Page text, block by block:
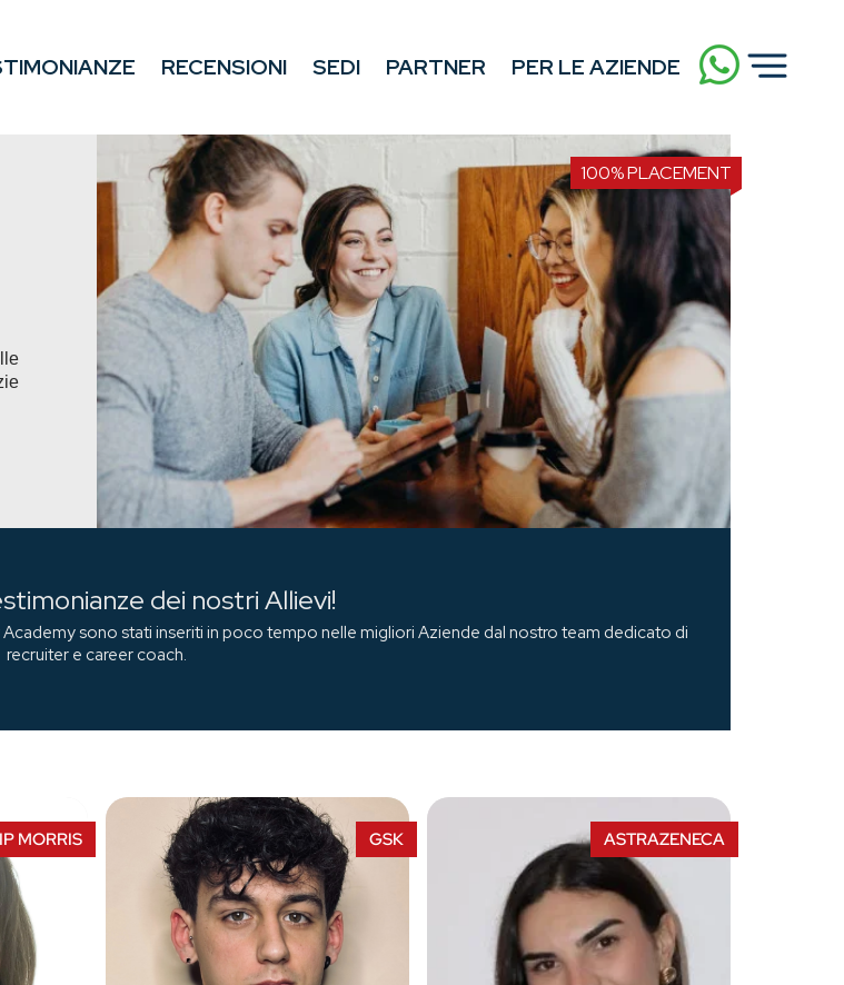
RECENSIONI SEDI PARTNER PER LE AZIENDE
100% PLACEMENT
dei nostri Allievi!
sono stati inseriti in poco tempo nelle migliori Aziende dal nostro team dedicato di
recruiter e career coach.
MORRIS GSK ASTRAZENECA